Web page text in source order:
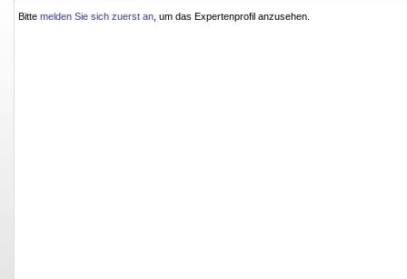
Bitte melden Sie sich zuerst an , um das Expertenprofil anzusehen.